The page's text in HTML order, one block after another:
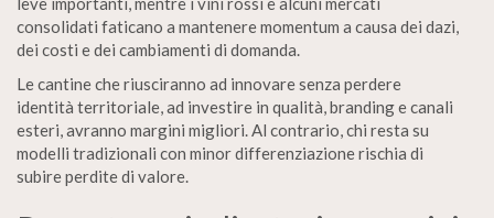
consolidati faticano a mantenere momentum a causa dei dazi,
dei costi e dei cambiamenti di domanda.
Le cantine che riusciranno ad innovare senza perdere
identità territoriale, ad investire in qualità, branding e canali
esteri, avranno margini migliori. Al contrario, chi resta su
modelli tradizionali con minor differenziazione rischia di
subire perdite di valore.